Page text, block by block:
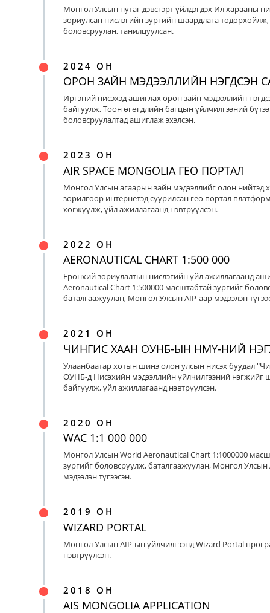
Монгол Улсын нутаг дэвсгэрт үйлдэгдэх Ил харааны
зориулсан нислэгийн зургийн шаардлага тодорхойлж,
боловсруулан, танилцуулсан.
2024 ОН
ОРОН ЗАЙН МЭДЭЭЛЛИЙН НЭГДСЭН
Иргэний нисэхэд ашиглах орон зайн мэдээллийн
байгуулж, Тоон өгөгдлийн багцын үйлчилгээний
боловсруулалтад ашиглаж эхэлсэн.
2023 ОН
AIR SPACE MONGOLIA ГЕО ПОРТАЛ
Монгол Улсын агаарын зайн мэдээллийг олон нийтэд
зорилгоор интернетэд суурилсан гео портал
хөгжүүлж, үйл ажиллагаанд нэвтрүүлсэн.
2022 ОН
AERONAUTICAL CHART 1:500 000
Ерөнхий зориулалтын нислэгийн үйл ажиллагаанд
Aeronautical Chart 1:500000 масштабтай зургийг
баталгаажуулан, Монгол Улсын AIP-аар мэдээлэн
2021 ОН
ЧИНГИС ХААН ОУНБ-ЫН НМҮ-НИЙ
Улаанбаатар хотын шинэ олон улсын нисэх буудал
ОУНБ-д Нисэхийн мэдээллийн үйлчилгээний нэгжийг
байгуулж, үйл ажиллагаанд нэвтрүүлсэн.
2020 ОН
WAC 1:1 000 000
Монгол Улсын World Aeronautical Chart 1:1000000
зургийг боловсруулж, баталгаажуулан, Монгол Улсын
мэдээлэн түгээсэн.
2019 ОН
WIZARD PORTAL
Монгол Улсын AIP-ын үйлчилгээнд Wizard Portal
нэвтрүүлсэн.
2018 ОН
AIS MONGOLIA APPLICATION